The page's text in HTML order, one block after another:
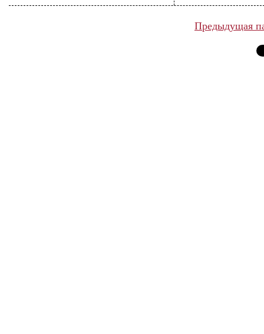
Предыдущая